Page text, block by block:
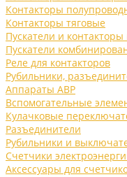
Контакторы
Контакторы тяговые
Пускатели и
Пускатели
Реле для контакторов
Рубильники,
Аппараты АВР
Вспомогательные
Кулачковые
Разъединители
Рубильники и
Счетчики
Аксессуары для